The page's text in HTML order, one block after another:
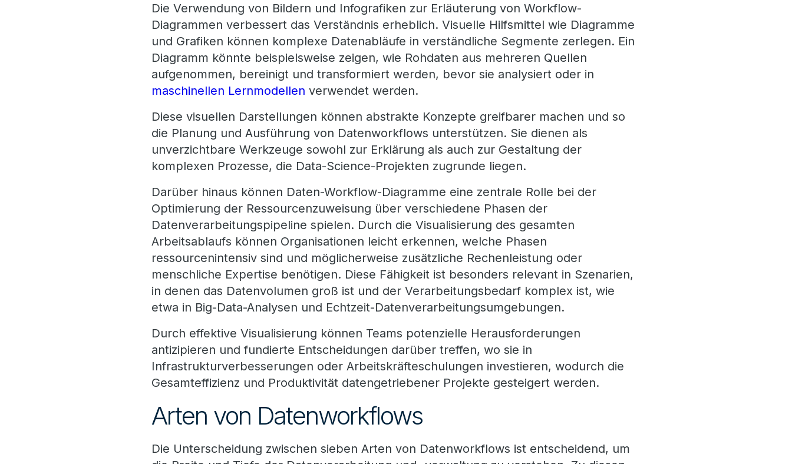
Die Verwendung von Bildern und Infografiken zur Erläuterung von Workflow-
Diagrammen verbessert das Verständnis erheblich. Visuelle Hilfsmittel wie Diagramme
und Grafiken können komplexe Datenabläufe in verständliche Segmente zerlegen. Ein
Diagramm könnte beispielsweise zeigen, wie Rohdaten aus mehreren Quellen
aufgenommen, bereinigt und transformiert werden, bevor sie analysiert oder in
maschinellen Lernmodellen verwendet werden.
Diese visuellen Darstellungen können abstrakte Konzepte greifbarer machen und so
die Planung und Ausführung von Datenworkflows unterstützen. Sie dienen als
unverzichtbare Werkzeuge sowohl zur Erklärung als auch zur Gestaltung der
komplexen Prozesse, die Data-Science-Projekten zugrunde liegen.
Darüber hinaus können Daten-Workflow-Diagramme eine zentrale Rolle bei der
Optimierung der Ressourcenzuweisung über verschiedene Phasen der
Datenverarbeitungspipeline spielen. Durch die Visualisierung des gesamten
Arbeitsablaufs können Organisationen leicht erkennen, welche Phasen
ressourcenintensiv sind und möglicherweise zusätzliche Rechenleistung oder
menschliche Expertise benötigen. Diese Fähigkeit ist besonders relevant in Szenarien,
in denen das Datenvolumen groß ist und der Verarbeitungsbedarf komplex ist, wie
etwa in Big-Data-Analysen und Echtzeit-Datenverarbeitungsumgebungen.
Durch effektive Visualisierung können Teams potenzielle Herausforderungen
antizipieren und fundierte Entscheidungen darüber treffen, wo sie in
Infrastrukturverbesserungen oder Arbeitskräfteschulungen investieren, wodurch die
Gesamteffizienz und Produktivität datengetriebener Projekte gesteigert werden.
Arten von Datenworkflows
Die Unterscheidung zwischen sieben Arten von Datenworkflows ist entscheidend, um